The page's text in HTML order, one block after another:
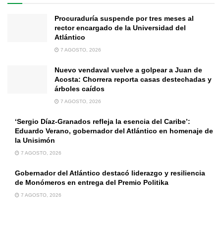
Procuraduría suspende por tres meses al
rector encargado de la Universidad del
Atlántico
7 AGOSTO, 2026
Nuevo vendaval vuelve a golpear a Juan de
Acosta: Chorrera reporta casas destechadas y
árboles caídos
7 AGOSTO, 2026
‘Sergio Díaz-Granados refleja la esencia del Caribe’:
Eduardo Verano, gobernador del Atlántico en homenaje de
la Unisimón
7 AGOSTO, 2026
Gobernador del Atlántico destacó liderazgo y resiliencia
de Monómeros en entrega del Premio Politika
7 AGOSTO, 2026